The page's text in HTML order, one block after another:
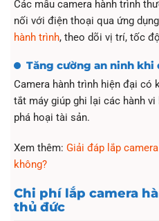
Các mẫu camera hành trình
nối với điện thoại qua ứng
hành trình, theo dõi vị trí, tốc
Tăng cường an ninh khi
Camera hành trình hiện đại có
tắt máy giúp ghi lại các hành
phá hoại tài sản.
Xem thêm: Giải đáp lắp
không?
Chi phí lắp camera
thủ đức